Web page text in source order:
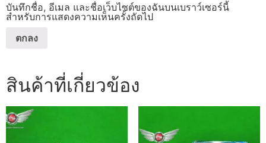
บันทึกชื่อ, อีเมล และชื่อเว็บไซต์ของฉันบนเบราว์เซอร์นี้
สำหรับการแสดงความเห็นครั้งถัดไป
สินค้าที่เกี่ยวข้อง